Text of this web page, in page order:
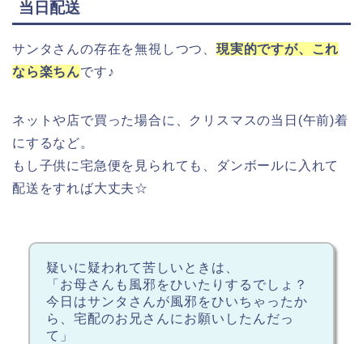
当日配送
サンタさんの存在を無視しつつ、 現実的ですが、これ
なら楽ちんです♪
ネットや店で買った場合に、クリスマスの当日(午前)着
にするなど。
もし子供に宅急便を見られても、ダンボールに入れて
配送をすれば大丈夫☆
疑いに疑われて苦しいときは、
「お母さんも風邪をひいたりするでしょ？
今日はサンタさんが風邪をひいちゃったか
ら、宅配のお兄さんにお願いしたんだっ
て」